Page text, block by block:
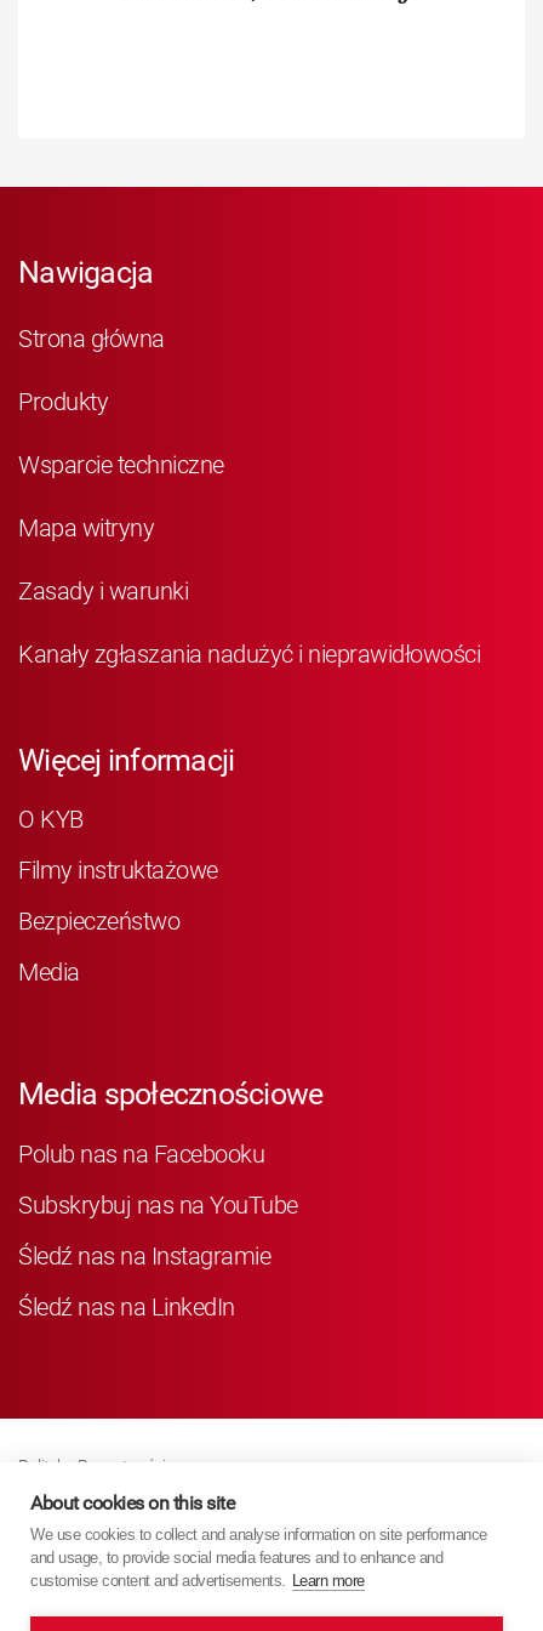
Nawigacja
Strona główna
Produkty
Wsparcie techniczne
Mapa witryny
Zasady i warunki
Kanały zgłaszania nadużyć i nieprawidłowości
Więcej informacji
O KYB
Filmy instruktażowe
Bezpieczeństwo
Media
Media społecznościowe
Polub nas na Facebooku
Subskrybuj nas na YouTube
Śledź nas na Instagramie
Śledź nas na LinkedIn
Polityka Prywatności
Business Partner Privacy
Polityka Dotycząca Plików Cookie
Modern Slavery Act Policy
About cookies on this site
We use cookies to collect and analyse information on site performance
and usage, to provide social media features and to enhance and
customise content and advertisements. Learn more